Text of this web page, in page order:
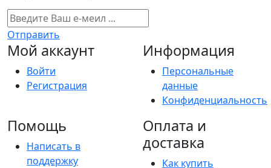
Отправить
Мой аккаунт
Войти
Регистрация
Информация
Персональные
данные
Конфиденциальность
Помощь
Написать в
поддержку
Оплата и
доставка
Как купить